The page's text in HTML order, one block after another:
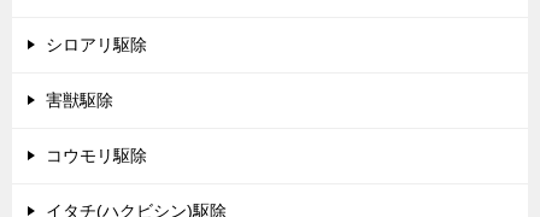
シロアリ駆除
害獣駆除
コウモリ駆除
イタチ(ハクビシン)駆除